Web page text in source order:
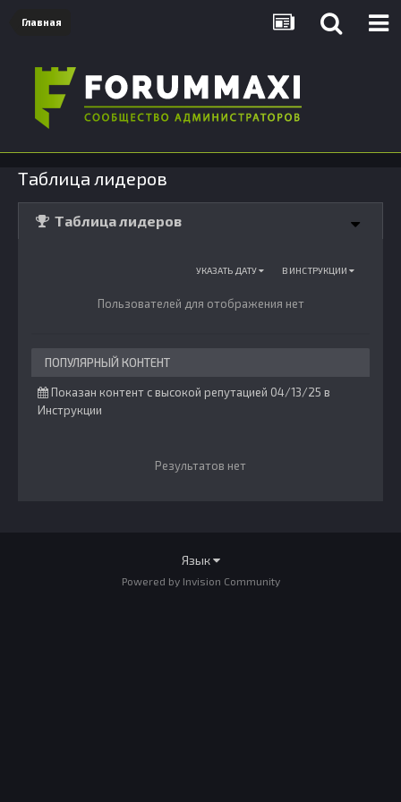
Главная
Таблица лидеров
Таблица лидеров
В ИНСТРУКЦИИ
УКАЗАТЬ ДАТУ
Пользователей для отображения нет
ПОПУЛЯРНЫЙ КОНТЕНТ
Показан контент с высокой репутацией 04/13/25 в
Инструкции
Результатов нет
Язык
Powered by Invision Community